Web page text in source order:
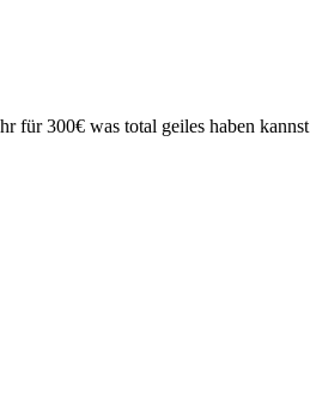
für 300€ was total geiles haben kannst